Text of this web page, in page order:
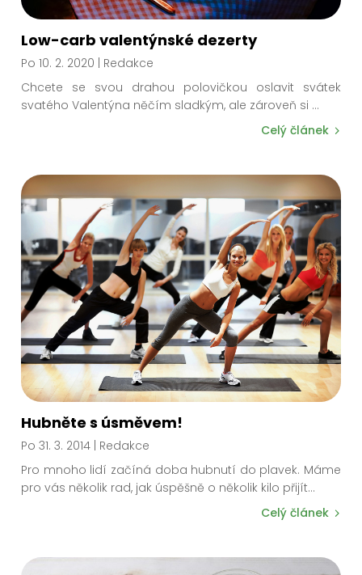
Low-carb valentýnské dezerty
Po 10. 2. 2020 | Redakce
Chcete se svou drahou polovičkou oslavit svátek
svatého Valentýna něčím sladkým, ale zároveň si ...
Celý článek
Hubněte s úsměvem!
Po 31. 3. 2014 | Redakce
Pro mnoho lidí začíná doba hubnutí do plavek. Máme
pro vás několik rad, jak úspěšně o několik kilo přijít…
Celý článek